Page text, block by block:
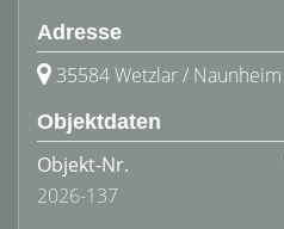
Adresse
35584 Wetzlar / Naunheim
Objektdaten
Objekt-Nr.
2026-137